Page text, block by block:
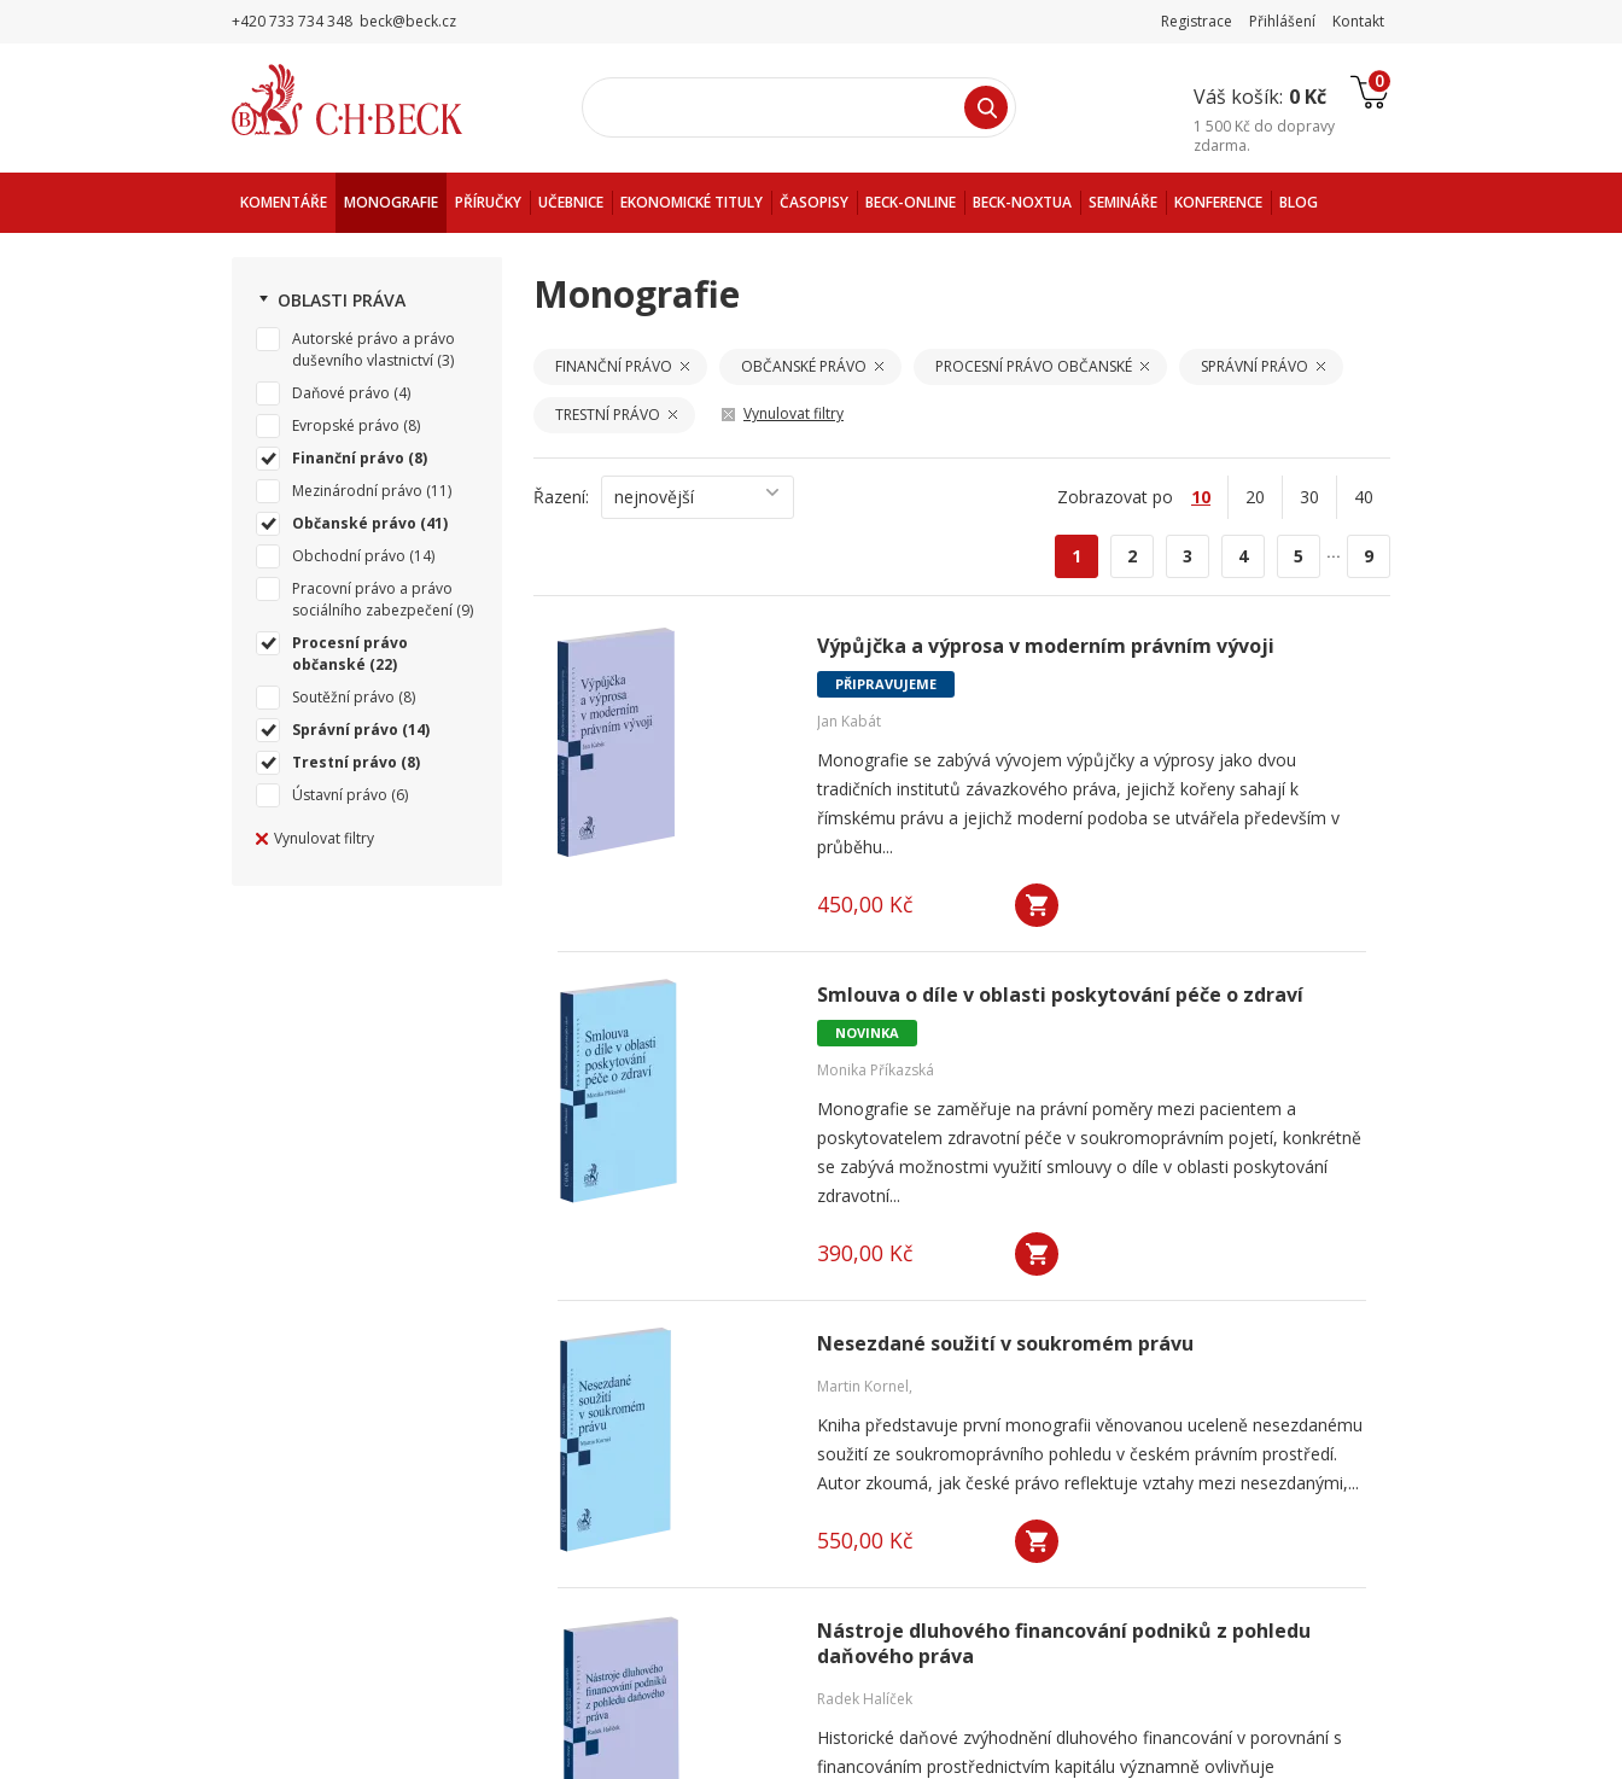
+420 733 734 348 beck@beck.cz Registrace Přihlášení Kontakt
Váš košík: 0 Kč
0
1 500 Kč do dopravy
zdarma.
KOMENTÁŘE MONOGRAFIE PŘÍRUČKY UČEBNICE EKONOMICKÉ TITULY ČASOPISY BECK-ONLINE BECK-NOXTUA SEMINÁŘE KONFERENCE BLOG
OBLASTI PRÁVA
Autorské právo a právo
duševního vlastnictví (3)
Daňové právo (4)
Evropské právo (8)
Finanční právo (8)
Mezinárodní právo (11)
Občanské právo (41)
Obchodní právo (14)
Pracovní právo a právo
sociálního zabezpečení (9)
Procesní právo
občanské (22)
Soutěžní právo (8)
Správní právo (14)
Trestní právo (8)
Ústavní právo (6)
Vynulovat filtry
Monografie
FINANČNÍ PRÁVO OBČANSKÉ PRÁVO PROCESNÍ PRÁVO OBČANSKÉ SPRÁVNÍ PRÁVO
TRESTNÍ PRÁVO Vynulovat filtry
Řazení: nejnovější Zobrazovat po 10 20 30 40
1 2 3 4 5 ... 9
Výpůjčka a výprosa v moderním právním vývoji
PŘIPRAVUJEME
Jan Kabát
Monografie se zabývá vývojem výpůjčky a výprosy jako dvou
tradičních institutů závazkového práva, jejichž kořeny sahají k
římskému právu a jejichž moderní podoba se utvářela především v
průběhu...
450,00 Kč
Smlouva o díle v oblasti poskytování péče o zdraví
NOVINKA
Monika Příkazská
Monografie se zaměřuje na právní poměry mezi pacientem a
poskytovatelem zdravotní péče v soukromoprávním pojetí, konkrétně
se zabývá možnostmi využití smlouvy o díle v oblasti poskytování
zdravotní...
390,00 Kč
Nesezdané soužití v soukromém právu
Martin Kornel,
Kniha představuje první monografii věnovanou uceleně nesezdanému
soužití ze soukromoprávního pohledu v českém právním prostředí.
Autor zkoumá, jak české právo reflektuje vztahy mezi nesezdanými,...
550,00 Kč
Nástroje dluhového financování podniků z pohledu
daňového práva
Radek Halíček
Historické daňové zvýhodnění dluhového financování v porovnání s
financováním prostřednictvím kapitálu významně ovlivňuje